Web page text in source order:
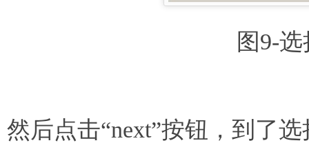
图9-
然后点击“next”按钮，到了